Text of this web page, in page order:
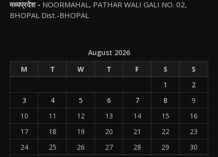
मध्यप्रदेश - NOORMAHAL, PATHAR WALI GALI NO. 02,
BHOPAL Dist.-BHOPAL
August 2026
M
T W T F S
S
1
2
3
4 5 6 7 8
9
10
11 12 13 14 15
16
17
18 19 20 21 22
23
24
25 26 27 28 29 30